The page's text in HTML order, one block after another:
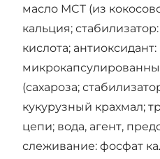
масло MCT (из
кальция;
кислота;
(сахароза;
кукурузный крахмал;
цепи; вода, агент,
слеживание: фосфат